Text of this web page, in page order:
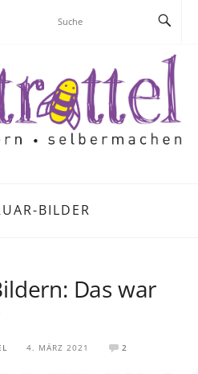
BILDER
Das war
4. MÄRZ 2021 2